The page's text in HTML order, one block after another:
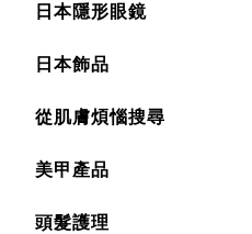
日本隱形眼鏡
日本飾品
從肌膚煩惱搜尋
美甲產品
頭髮護理